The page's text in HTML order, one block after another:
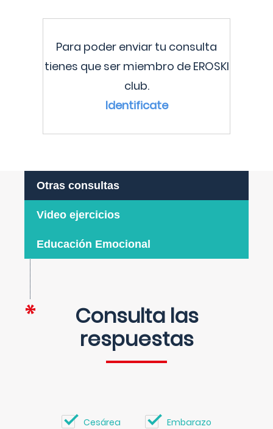
Para poder enviar tu consulta
tienes que ser miembro de EROSKI
club.
Identificate
Otras consultas
Video ejercicios
Educación Emocional
Consulta las
respuestas
Cesárea Embarazo